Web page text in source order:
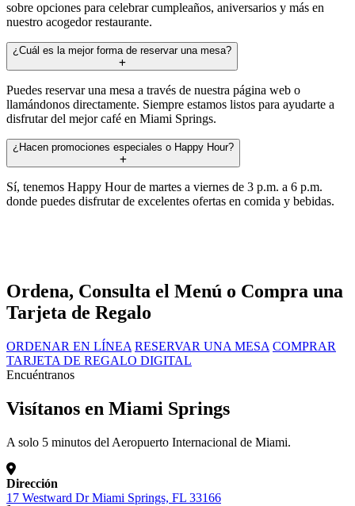
sobre opciones para celebrar cumpleaños, aniversarios y más en
nuestro acogedor restaurante.
¿Cuál es la mejor forma de reservar una mesa?
Puedes reservar una mesa a través de nuestra página web o
llamándonos directamente. Siempre estamos listos para ayudarte a
disfrutar del mejor café en Miami Springs.
¿Hacen promociones especiales o Happy Hour?
Sí, tenemos Happy Hour de martes a viernes de 3 p.m. a 6 p.m.
donde puedes disfrutar de excelentes ofertas en comida y bebidas.
Ordena, Consulta el Menú o Compra una
Tarjeta de Regalo
ORDENAR EN LÍNEA RESERVAR UNA MESA COMPRAR
TARJETA DE REGALO DIGITAL
Encuéntranos
Visítanos en Miami Springs
A solo 5 minutos del Aeropuerto Internacional de Miami.
Dirección
17 Westward Dr Miami Springs, FL 33166